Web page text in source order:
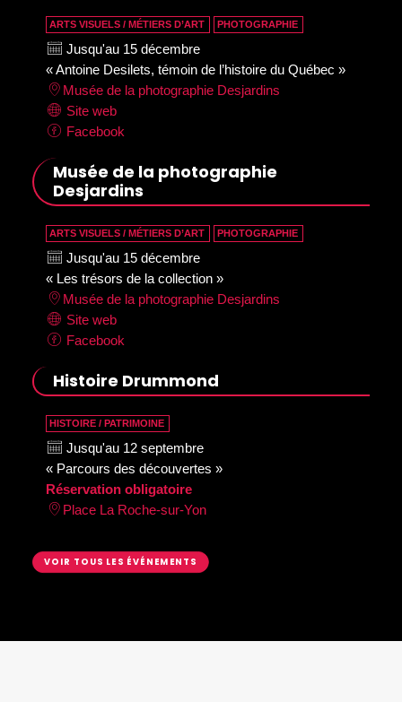
ARTS VISUELS / MÉTIERS D’ART PHOTOGRAPHIE
Jusqu'au 15 décembre
« Antoine Desilets, témoin de l’histoire du Québec »
Musée de la photographie Desjardins
Site web
Facebook
Musée de la photographie
Desjardins
ARTS VISUELS / MÉTIERS D’ART PHOTOGRAPHIE
Jusqu'au 15 décembre
« Les trésors de la collection »
Musée de la photographie Desjardins
Site web
Facebook
Histoire Drummond
HISTOIRE / PATRIMOINE
Jusqu'au 12 septembre
« Parcours des découvertes »
Réservation obligatoire
Place La Roche-sur-Yon
VOIR TOUS LES ÉVÉNEMENTS